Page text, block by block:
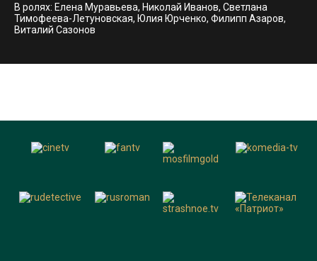
В ролях: Елена Муравьева, Николай Иванов, Светлана
Тимофеева-Летуновская, Юлия Юрченко, Филипп Азаров,
Виталий Сазонов